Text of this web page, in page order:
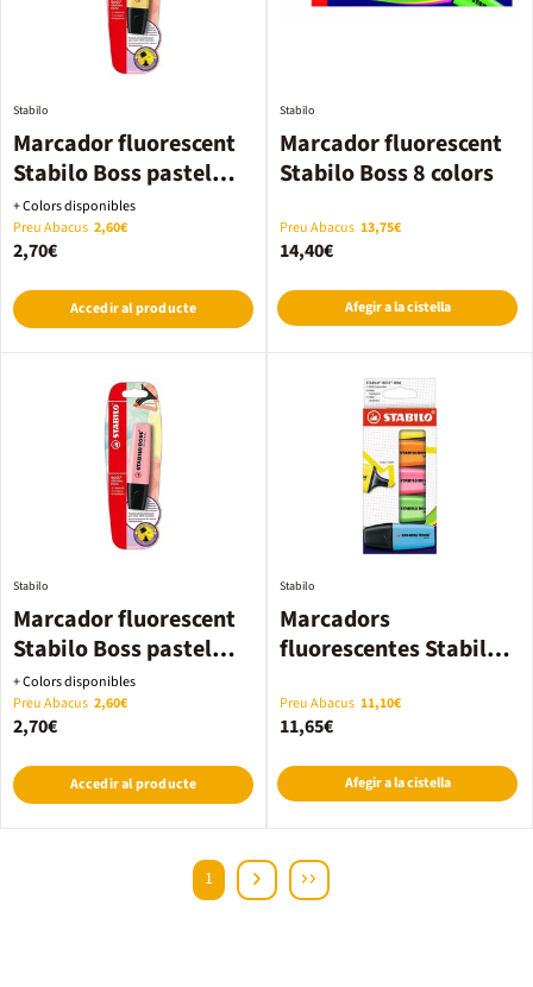
Marcador fluorescent
Stabilo Boss pastel
groc
Stabilo
+ Colors disponibles
Preu Abacus 2,60€
2,70€
Accedir al producte
Marcador fluorescent
Stabilo Boss 8 colors
Stabilo
Preu Abacus 13,75€
14,40€
Afegir a la cistella
Marcador fluorescent
Stabilo Boss pastel
rosa
Stabilo
+ Colors disponibles
Preu Abacus 2,60€
2,70€
Accedir al producte
Marcadors
fluorescentes Stabilo
Stabilo
Preu Abacus 11,10€
11,65€
Afegir a la cistella
1